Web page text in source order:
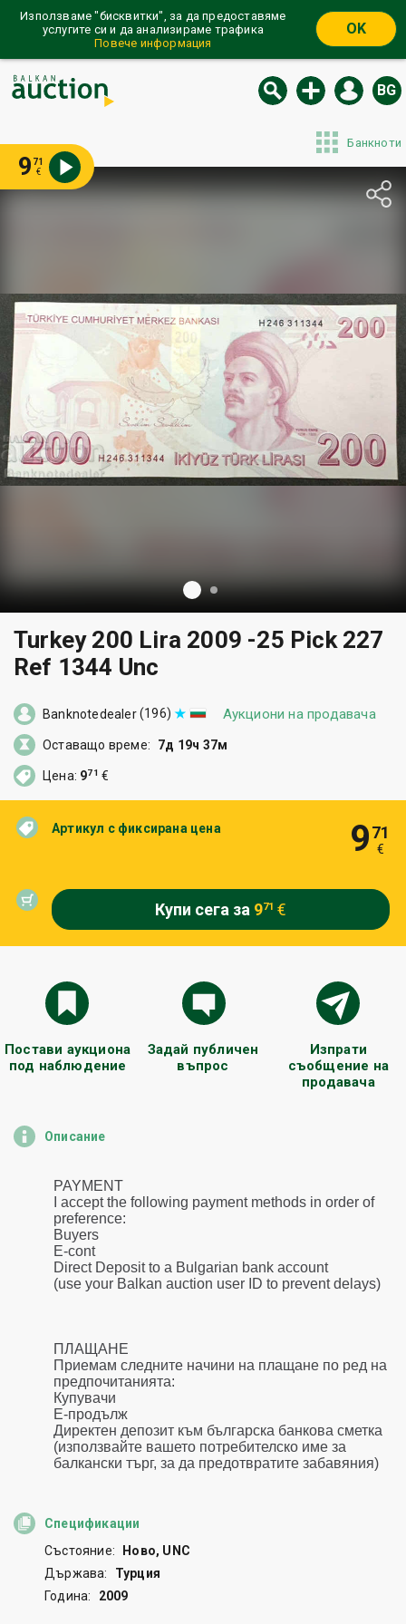
Използваме "бисквитки", за да предоставяме
услугите си и да анализираме трафика
Повече информация
OK
BG
Банкноти
9 71
€
Turkey 200 Lira 2009 -25 Pick 227
Ref 1344 Unc
Артикул с фиксирана цена 971
€
Купи сега за 971 €
Постави аукциона
под наблюдение
Задай публичен
въпрос
Изпрати
съобщение на
продавача
Banknotedealer (196) Аукциони на продавача
Оставащо време: 7д 19ч 37м
Цена: 971 €
Описание
Спецификации
Състояние:
Ново, UNC
Държава:
Турция
Година:
2009